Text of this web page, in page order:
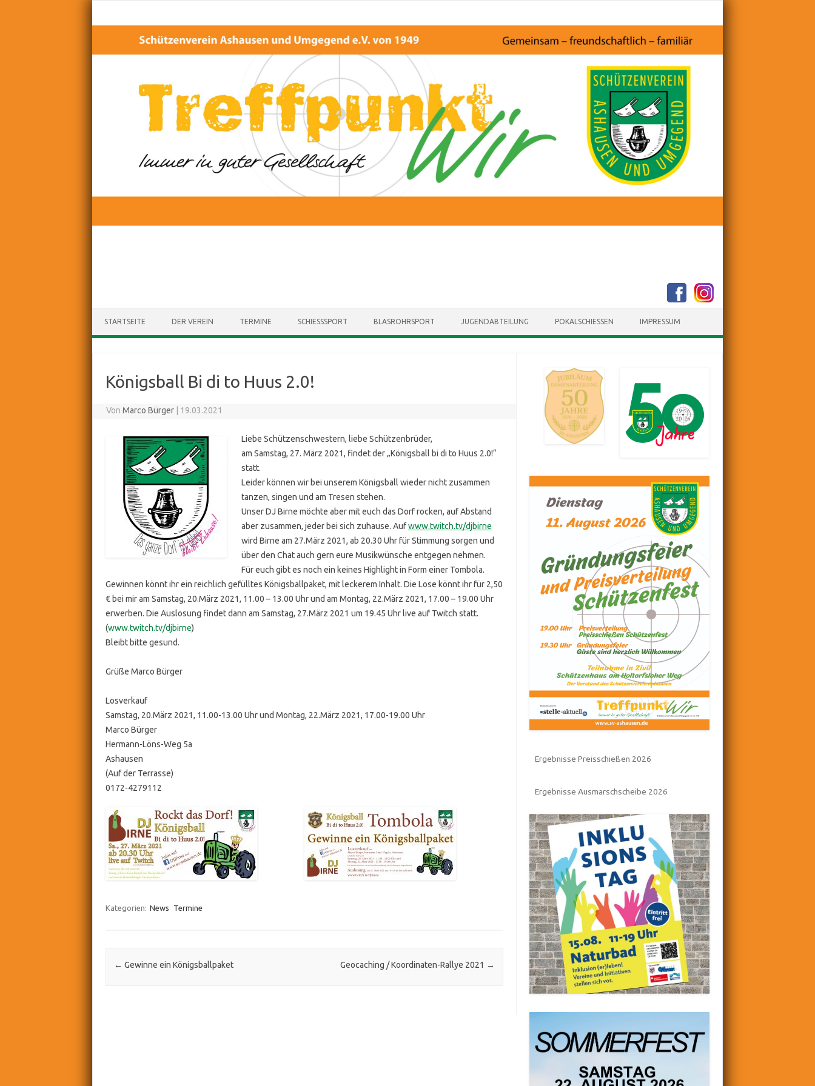
STARTSEITE DER VEREIN TERMINE SCHIESSSPORT BLASROHRSPORT JUGENDABTEILUNG POKALSCHIESSEN IMPRESSUM
Königsball Bi di to Huus 2.0!
VonMarco Bürger 19.03.2021
Liebe Schützenschwestern, liebe Schützenbrüder,
am Samstag, 27. März 2021, findet der „Königsball bi di to Huus 2.0!“
statt.
Leider können wir bei unserem Königsball wieder nicht zusammen
tanzen, singen und am Tresen stehen.
Unser DJ Birne möchte aber mit euch das Dorf rocken, auf Abstand
aber zusammen, jeder bei sich zuhause. Aufwww.twitch.tv/djbirne
wird Birne am 27.März 2021, ab 20.30 Uhr für Stimmung sorgen und
über den Chat auch gern eure Musikwünsche entgegen nehmen.
Für euch gibt es noch ein keines Highlight in Form einer Tombola.
Gewinnen könnt ihr ein reichlich gefülltes Königsballpaket, mit leckerem Inhalt. Die Lose könnt ihr für 2,50
€ bei mir am Samstag, 20.März 2021, 11.00 – 13.00 Uhr und am Montag, 22.März 2021, 17.00 – 19.00 Uhr
erwerben. Die Auslosung findet dann am Samstag, 27.März 2021 um 19.45 Uhr live auf Twitch statt.
(www.twitch.tv/djbirne)
Bleibt bitte gesund.
Grüße Marco Bürger
Losverkauf
Samstag, 20.März 2021, 11.00-13.00 Uhr und Montag, 22.März 2021, 17.00-19.00 Uhr
Marco Bürger
Hermann-Löns-Weg 5a
Ashausen
(Auf der Terrasse)
0172-4279112
Kategorien: News Termine
Post navigation
← Gewinne ein Königsballpaket Geocaching / Koordinaten-Rallye 2021 →
Ergebnisse Preisschießen 2026
Ergebnisse Ausmarschscheibe 2026